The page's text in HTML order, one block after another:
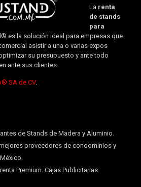
La renta
de stands
para
es la solución ideal para empresas que
asistir a una o varias expos
su presupuesto y ante todo
ante sus clientes.
SA de CV.
de Stands de Madera y Aluminio.
proveedores de condominios y
Premium. Cajas Publicitarias.